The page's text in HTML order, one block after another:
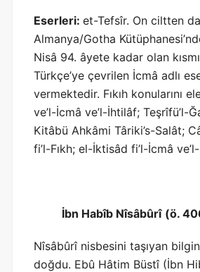
Eserleri:et-Tefsîr. On ciltten
Almanya/Gotha
Nisâ 94. âyete kadar olan
Türkçe’ye çevrilen İcmâ adlı
vermektedir. Fıkıh konularını
ve’l-İcmâ ve’l-İhtilâf; Teşrîfü’l-
Kitâbü Ahkâmi Târiki’s-Salât;
fi’l-Fıkh; el-İktisâd fi’l-İcmâ
İbn Habîb Nîsâbûrî (ö.
Nîsâbûrî nisbesini taşıyan
doğdu. Ebû Hâtim Büstî (İbn